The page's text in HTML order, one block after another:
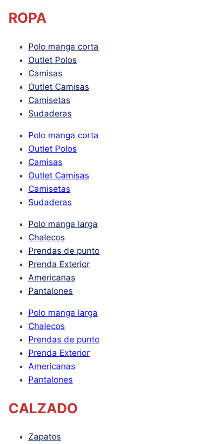
ROPA
Polo manga corta
Outlet Polos
Camisas
Outlet Camisas
Camisetas
Sudaderas
Polo manga corta
Outlet Polos
Camisas
Outlet Camisas
Camisetas
Sudaderas
Polo manga larga
Chalecos
Prendas de punto
Prenda Exterior
Americanas
Pantalones
Polo manga larga
Chalecos
Prendas de punto
Prenda Exterior
Americanas
Pantalones
CALZADO
Zapatos